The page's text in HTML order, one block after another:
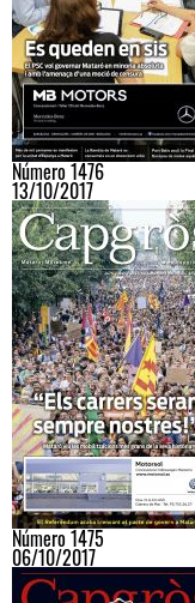
Número 1476
13/10/2017
Número 1475
06/10/2017